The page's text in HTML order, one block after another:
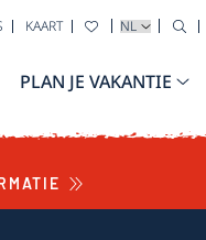
KAART TAAL
PLAN JE VAKANTIE